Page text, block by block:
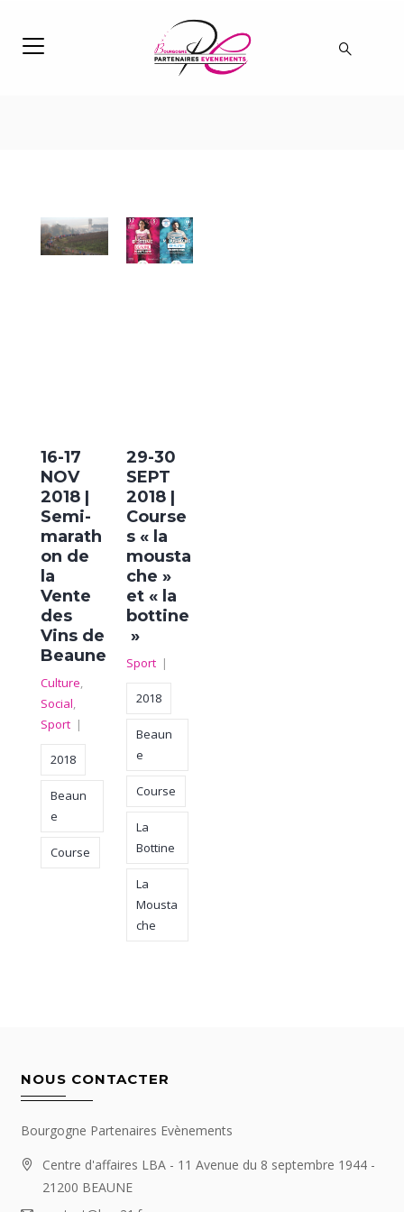
16-17
NOV
2018 |
Semi-
marath
on de
la
Vente
des
Vins de
Beaune
Culture,
Social,
Sport |
2018
Beaun
e
Course
29-30
SEPT
2018 |
Course
s « la
mousta
che »
et « la
bottine
»
Sport|
2018
Beaun
e
Course
La
Bottine
La
Mousta
che
NOUS CONTACTER
Bourgogne Partenaires Evènements
Centre d'affaires LBA - 11 Avenue du 8 septembre 1944 -
21200 BEAUNE